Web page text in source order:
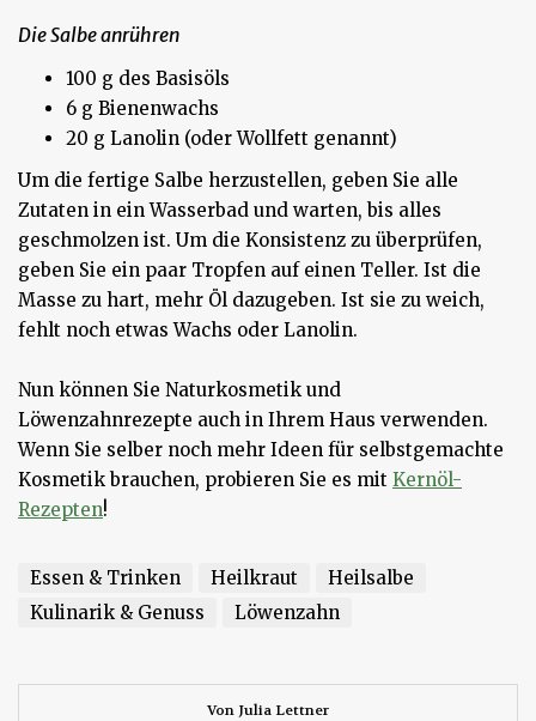
Die Salbe anrühren
100 g des Basisöls
6 g Bienenwachs
20 g Lanolin (oder Wollfett genannt)
Um die fertige Salbe herzustellen, geben Sie alle
Zutaten in ein Wasserbad und warten, bis alles
geschmolzen ist. Um die Konsistenz zu überprüfen,
geben Sie ein paar Tropfen auf einen Teller. Ist die
Masse zu hart, mehr Öl dazugeben. Ist sie zu weich,
fehlt noch etwas Wachs oder Lanolin.
Nun können Sie Naturkosmetik und
Löwenzahnrezepte auch in Ihrem Haus verwenden.
Wenn Sie selber noch mehr Ideen für selbstgemachte
Kosmetik brauchen, probieren Sie es mit Kernöl-
Rezepten!
Essen & Trinken Heilkraut
Heilsalbe
Kulinarik & Genuss
Löwenzahn
Von Julia Lettner